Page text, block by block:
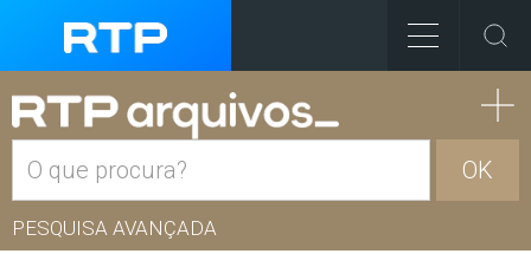
OK
PESQUISA AVANÇADA